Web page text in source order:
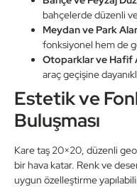
bahçelerde düzenli
Meydan ve Park
fonksiyonel hem de
Otoparklar ve Hafif
araç geçişine
Estetik ve
Buluşması
Kare taş 20×20, düzenli
bir hava katar. Renk ve
uygun özelleştirme